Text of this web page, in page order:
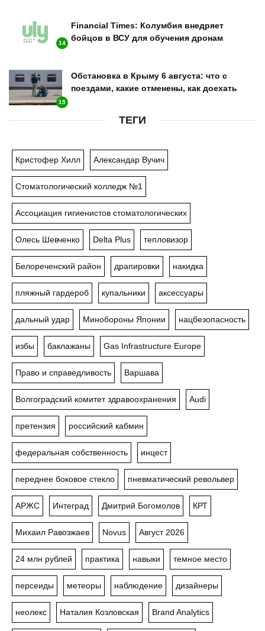
14
Financial Times: Колумбия внедряет
бойцов в ВСУ для обучения дронам
15
Обстановка в Крыму 6 августа: что с
поездами, какие отменены, как доехать
ТЕГИ
Кристофер Хилл Александар Вучич
Стоматологический колледж №1
Ассоциация гигиенистов стоматологических
Олесь Шевченко Delta Plus тепловизор
Белореченский район драпировки накидка
пляжный гардероб купальники аксессуары
дальный удар Минобороны Японии нацбезопасность
избы баклажаны Gas Infrastructure Europe
Право и справедливость Варшава
Волгоградский комитет здравоохранения Audi
претензия российский кабмин
федеральная собственность инцест
переднее боковое стекло пневматический револьвер
АРЖС Интеград Дмитрий Богомолов КРТ
Михаил Равозжаев Novus Август 2026
24 млн рублей практика навыки темное место
персеиды метеоры наблюдение дизайнеры
неолекс Наталия Козловская Brand Analytics